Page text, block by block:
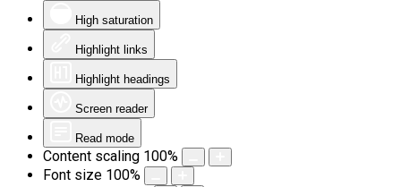
High saturation
Highlight links
Highlight headings
Screen reader
Read mode
Content scaling 100%
Font size 100%